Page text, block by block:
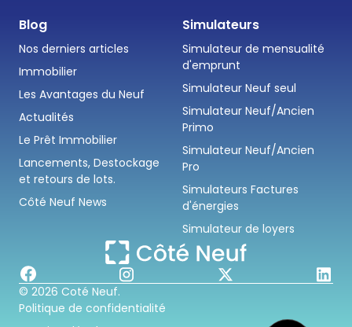
Blog
Nos derniers articles
Immobilier
Les Avantages du Neuf
Actualités
Le Prêt Immobilier
Lancements, Destockage
et retours de lots.
Côté Neuf News
Simulateurs
Simulateur de mensualité
d'emprunt
Simulateur Neuf seul
Simulateur Neuf/Ancien
Primo
Simulateur Neuf/Ancien
Pro
Simulateurs Factures
d'énergies
Simulateur de loyers
© 2026 Coté Neuf.
Politique de confidentialité